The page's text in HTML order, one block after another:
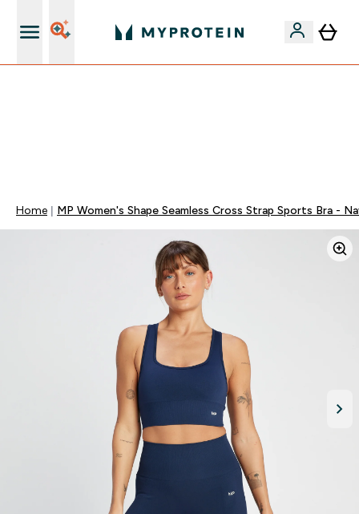
Home MP Women's Shape Seamless Cross Strap Sports Bra -